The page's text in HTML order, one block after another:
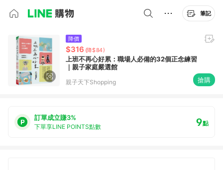
筆記
降價
$316 (降$84)
上班不再心好累：職場人必備的32個正念練習
｜親子家庭嚴選館
親子天下Shopping 搶購
訂單成立賺3%
下單享LINE POINTS點數 9點